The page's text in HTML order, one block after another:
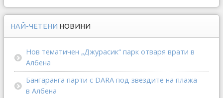
НАЙ-ЧЕТЕНИ НОВИНИ
Нов тематичен „Джурасик“ парк отваря врати в
Албена
Бангаранга парти с DARA под звездите на плажа
в Албена